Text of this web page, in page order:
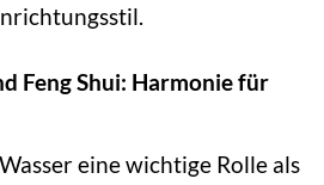
Feng Shui: Harmonie für
eine wichtige Rolle als